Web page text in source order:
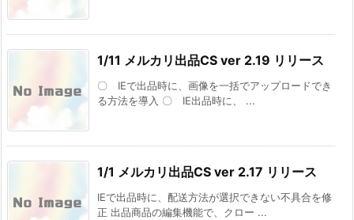
1/11 メルカリ出品CS ver 2.19 リリース
〇 IEで出品時に、画像を一括でアップロードでき
る方法を導入 〇 IE出品時に、 ...
1/1 メルカリ出品CS ver 2.17 リリース
IEで出品時に、配送方法が選択できない不具合を修
正 出品商品の編集機能で、クロー ...